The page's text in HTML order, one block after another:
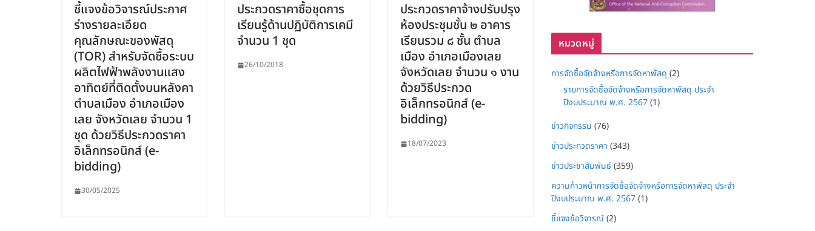
ชี้แจงข้อวิจารณ์ประกาศ
ร่างรายละเอียด
คุณลักษณะของพัสดุ
(TOR) สำหรับจัดซื้อระบบ
ผลิตไฟฟ้าพลังงานแสง
อาทิตย์ที่ติดตั้งบนหลังคา
ตำบลเมือง อำเภอเมือง
เลย จังหวัดเลย จำนวน 1
ชุด ด้วยวิธีประกวดราคา
อิเล็กทรอนิกส์ (e-
bidding)
30/05/2025
ประกวดราคาซื้อชุดการ
เรียนรู้ด้านปฏิบัติการเคมี
จำนวน 1 ชุด
26/10/2018
ประกวดราคาจ้างปรับปรุง
ห้องประชุมชั้น ๒ อาคาร
เรียนรวม ๘ ชั้น ตำบล
เมือง อำเภอเมืองเลย
จังหวัดเลย จำนวน ๑ งาน
ด้วยวิธีประกวด
อิเล็กทรอนิกส์ (e-
bidding)
18/07/2023
หมวดหมู่
การจัดซื้อจัดจ้างหรือการจัดหาพัสดุ (2)
รายการจัดซื้อจัดจ้างหรือการจัดหาพัสดุ ประจำ
ปีงบประมาณ พ.ศ. 2567(1)
ข่าวกิจกรรม (76)
ข่าวประกวดราคา (343)
ข่าวประชาสัมพันธ์(359)
ความก้าวหน้าการจัดซื้อจัดจ้างหรือการจัดหาพัสดุ ประจำ
ปีงบประมาณ พ.ศ. 2567(1)
ชี้แจงข้อวิจารณ์(2)